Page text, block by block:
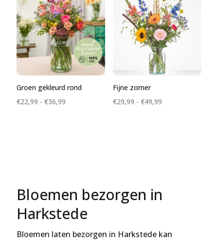
Groen gekleurd rond
€22,99 - €36,99Prijsklasse:
Fijne zomer
€29,99 - €49,99Prijsklasse:
Bloemen bezorgen in
Harkstede
Bloemen laten bezorgen in Harkstede kan